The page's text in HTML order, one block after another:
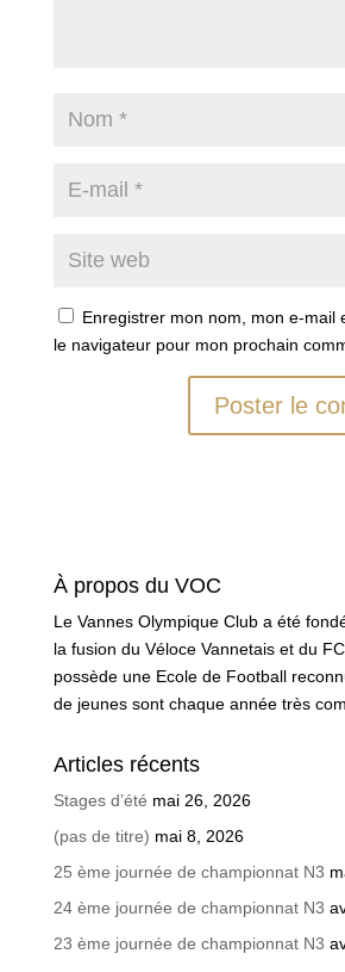
Enregistrer mon nom, mon e-mail
le navigateur pour mon prochain
À propos du VOC
Le Vannes Olympique Club a été
la fusion du Véloce Vannetais et du
possède une Ecole de Football
de jeunes sont chaque année très
Articles récents
Stages d’été mai 26, 2026
(pas de titre) mai 8, 2026
25 ème journée de championnat N3
24 ème journée de championnat N3
23 ème journée de championnat N3